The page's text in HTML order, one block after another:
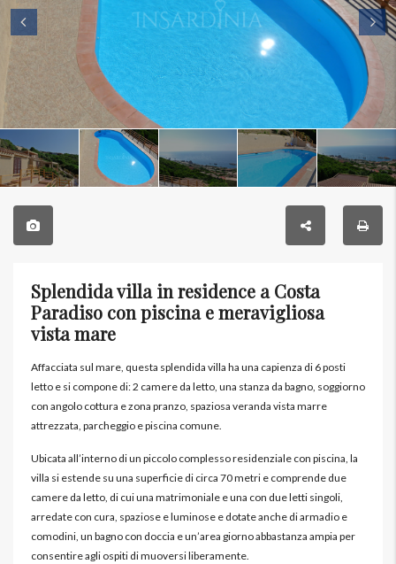
Splendida villa in residence a Costa
Paradiso con piscina e meravigliosa
vista mare
Affacciata sul mare, questa splendida villa ha una capienza di 6 posti
letto e si compone di: 2 camere da letto, una stanza da bagno, soggiorno
con angolo cottura e zona pranzo, spaziosa veranda vista marre
attrezzata, parcheggio e piscina comune.
Ubicata all’interno di un piccolo complesso residenziale con piscina, la
villa si estende su una superficie di circa 70 metri e comprende due
camere da letto, di cui una matrimoniale e una con due letti singoli,
arredate con cura, spaziose e luminose e dotate anche di armadio e
comodini, un bagno con doccia e un’area giorno abbastanza ampia per
consentire agli ospiti di muoversi liberamente.